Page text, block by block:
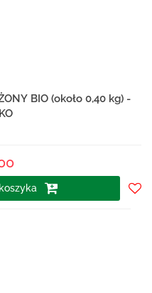
BIO (około 0,40 kg) -